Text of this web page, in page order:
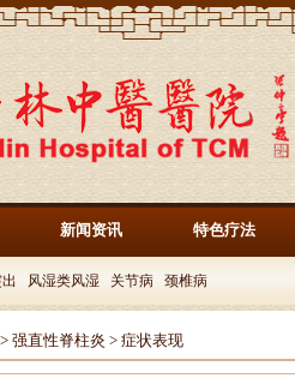
新闻资讯 特色疗法
风湿类风湿 关节病 颈椎病
> 强直性脊柱炎 > 症状表现